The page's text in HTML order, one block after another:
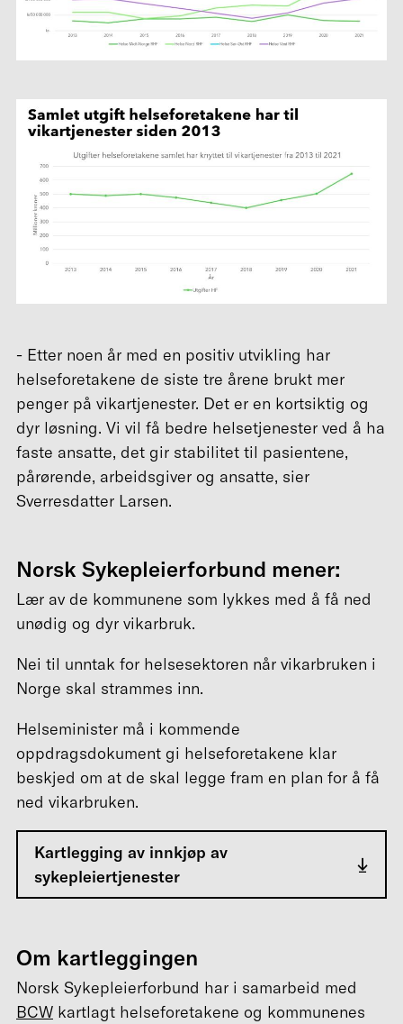
- Etter noen år med en positiv utvikling har
helseforetakene de siste tre årene brukt mer
penger på vikartjenester. Det er en kortsiktig og
dyr løsning. Vi vil få bedre helsetjenester ved å ha
faste ansatte, det gir stabilitet til pasientene,
pårørende, arbeidsgiver og ansatte, sier
Sverresdatter Larsen.
Norsk Sykepleierforbund mener:
Lær av de kommunene som lykkes med å få ned
unødig og dyr vikarbruk.
Nei til unntak for helsesektoren når vikarbruken i
Norge skal strammes inn.
Helseminister må i kommende
oppdragsdokument gi helseforetakene klar
beskjed om at de skal legge fram en plan for å få
ned vikarbruken.
Kartlegging av innkjøp av
sykepleiertjenester
Om kartleggingen
Norsk Sykepleierforbund har i samarbeid med
BCW kartlagt helseforetakene og kommunenes